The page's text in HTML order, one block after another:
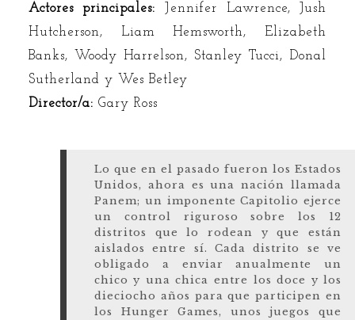
Actores principales:
Jennifer Lawrence, Jush
Hutcherson, Liam Hemsworth, Elizabeth
Banks, Woody Harrelson, Stanley Tucci, Donal
Sutherland y Wes Betley
Director/a: Gary Ross
Lo que en el pasado fueron los Estados
Unidos, ahora es una nación llamada
Panem; un imponente Capitolio ejerce
un control riguroso sobre los 12
distritos que lo rodean y que están
aislados entre sí. Cada distrito se ve
obligado a enviar anualmente un
chico y una chica entre los doce y los
dieciocho años para que participen en
los Hunger Games, unos juegos que